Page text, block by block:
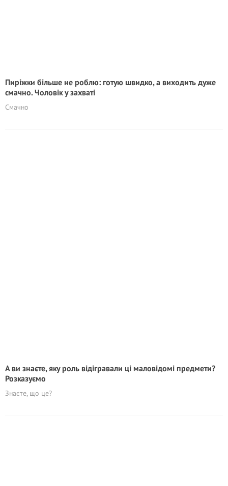
Пиріжки більше не роблю: готую швидко, а виходить дуже
смачно. Чоловік у захваті
Смачно
А ви знаєте, яку роль відігравали ці маловідомі предмети?
Розказуємо
Знаєте, що це?